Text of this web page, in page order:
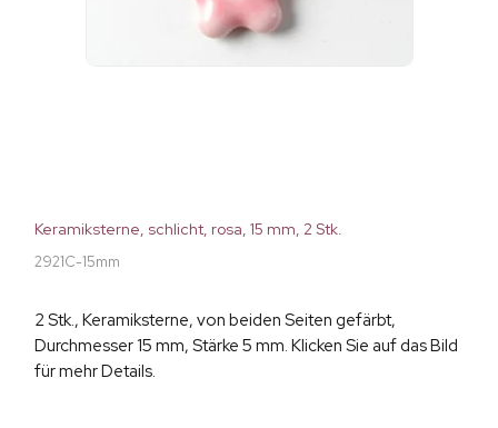
Keramiksterne, schlicht, rosa, 15 mm, 2 Stk.
2921C-15mm
2 Stk., Keramiksterne, von beiden Seiten gefärbt,
Durchmesser 15 mm, Stärke 5 mm. Klicken Sie auf das Bild
für mehr Details.